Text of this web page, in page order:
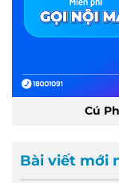
Cú
Bài viết mới